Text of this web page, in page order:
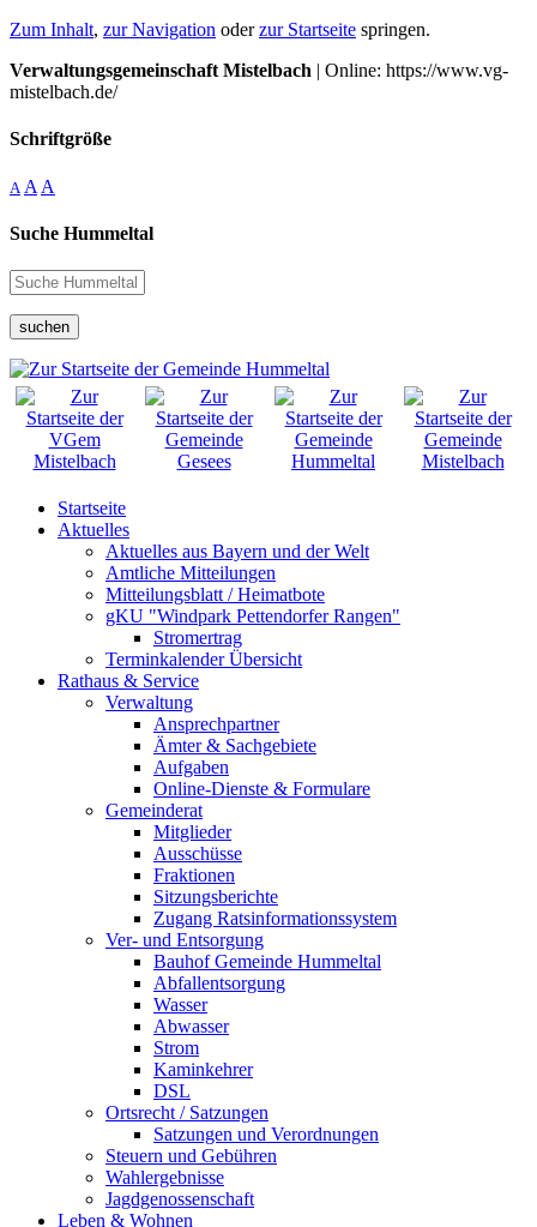
Zum Inhalt, zur Navigation oderzur Startseite springen.
Verwaltungsgemeinschaft Mistelbach | Online: https://www.vg-
mistelbach.de/
Schriftgröße
A A A
Suche Hummeltal
suchen
Startseite
Aktuelles
Aktuelles aus Bayern und der Welt
Amtliche Mitteilungen
Mitteilungsblatt / Heimatbote
gKU "Windpark Pettendorfer Rangen"
Stromertrag
Terminkalender Übersicht
Rathaus & Service
Verwaltung
Ansprechpartner
Ämter & Sachgebiete
Aufgaben
Online-Dienste & Formulare
Gemeinderat
Mitglieder
Ausschüsse
Fraktionen
Sitzungsberichte
Zugang Ratsinformationssystem
Ver- und Entsorgung
Bauhof Gemeinde Hummeltal
Abfallentsorgung
Wasser
Abwasser
Strom
Kaminkehrer
DSL
Ortsrecht / Satzungen
Satzungen und Verordnungen
Steuern und Gebühren
Wahlergebnisse
Jagdgenossenschaft
Leben & Wohnen